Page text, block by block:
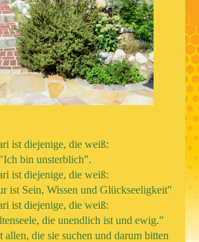
ist diejenige, die weiß:
"Ich bin unsterblich".
ist diejenige, die weiß:
ist Sein, Wissen und Glückseeligkeit"
ist diejenige, die weiß:
die unendlich ist und ewig."
allen, die sie suchen und darum bitten